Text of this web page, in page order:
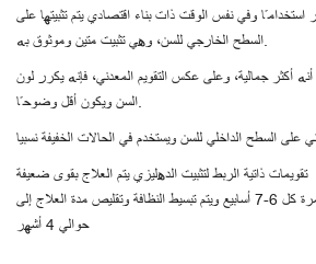
استخدامًا وفي نفس الوقت ذات بناء اقتصادي يتم تثبيتها على
السطح الخارجي للسن، وهي تثبيت متين وموثوق به.
أنه أكثر جمالية، وعلى عكس التقويم المعدني، فإنه يكرر لون
السن ويكون أقل وضوحًا.
تقويمات ذاتية الربط لتثبيت الدهليزي يتم العلاج بقوى ضعيفة
ويحتاج المريض إلى التصحيح مرة كل 6-7 أسابيع ويتم تبسيط النظافة وتقليص مدة العلاج إلى
حوالي 4 أشهر